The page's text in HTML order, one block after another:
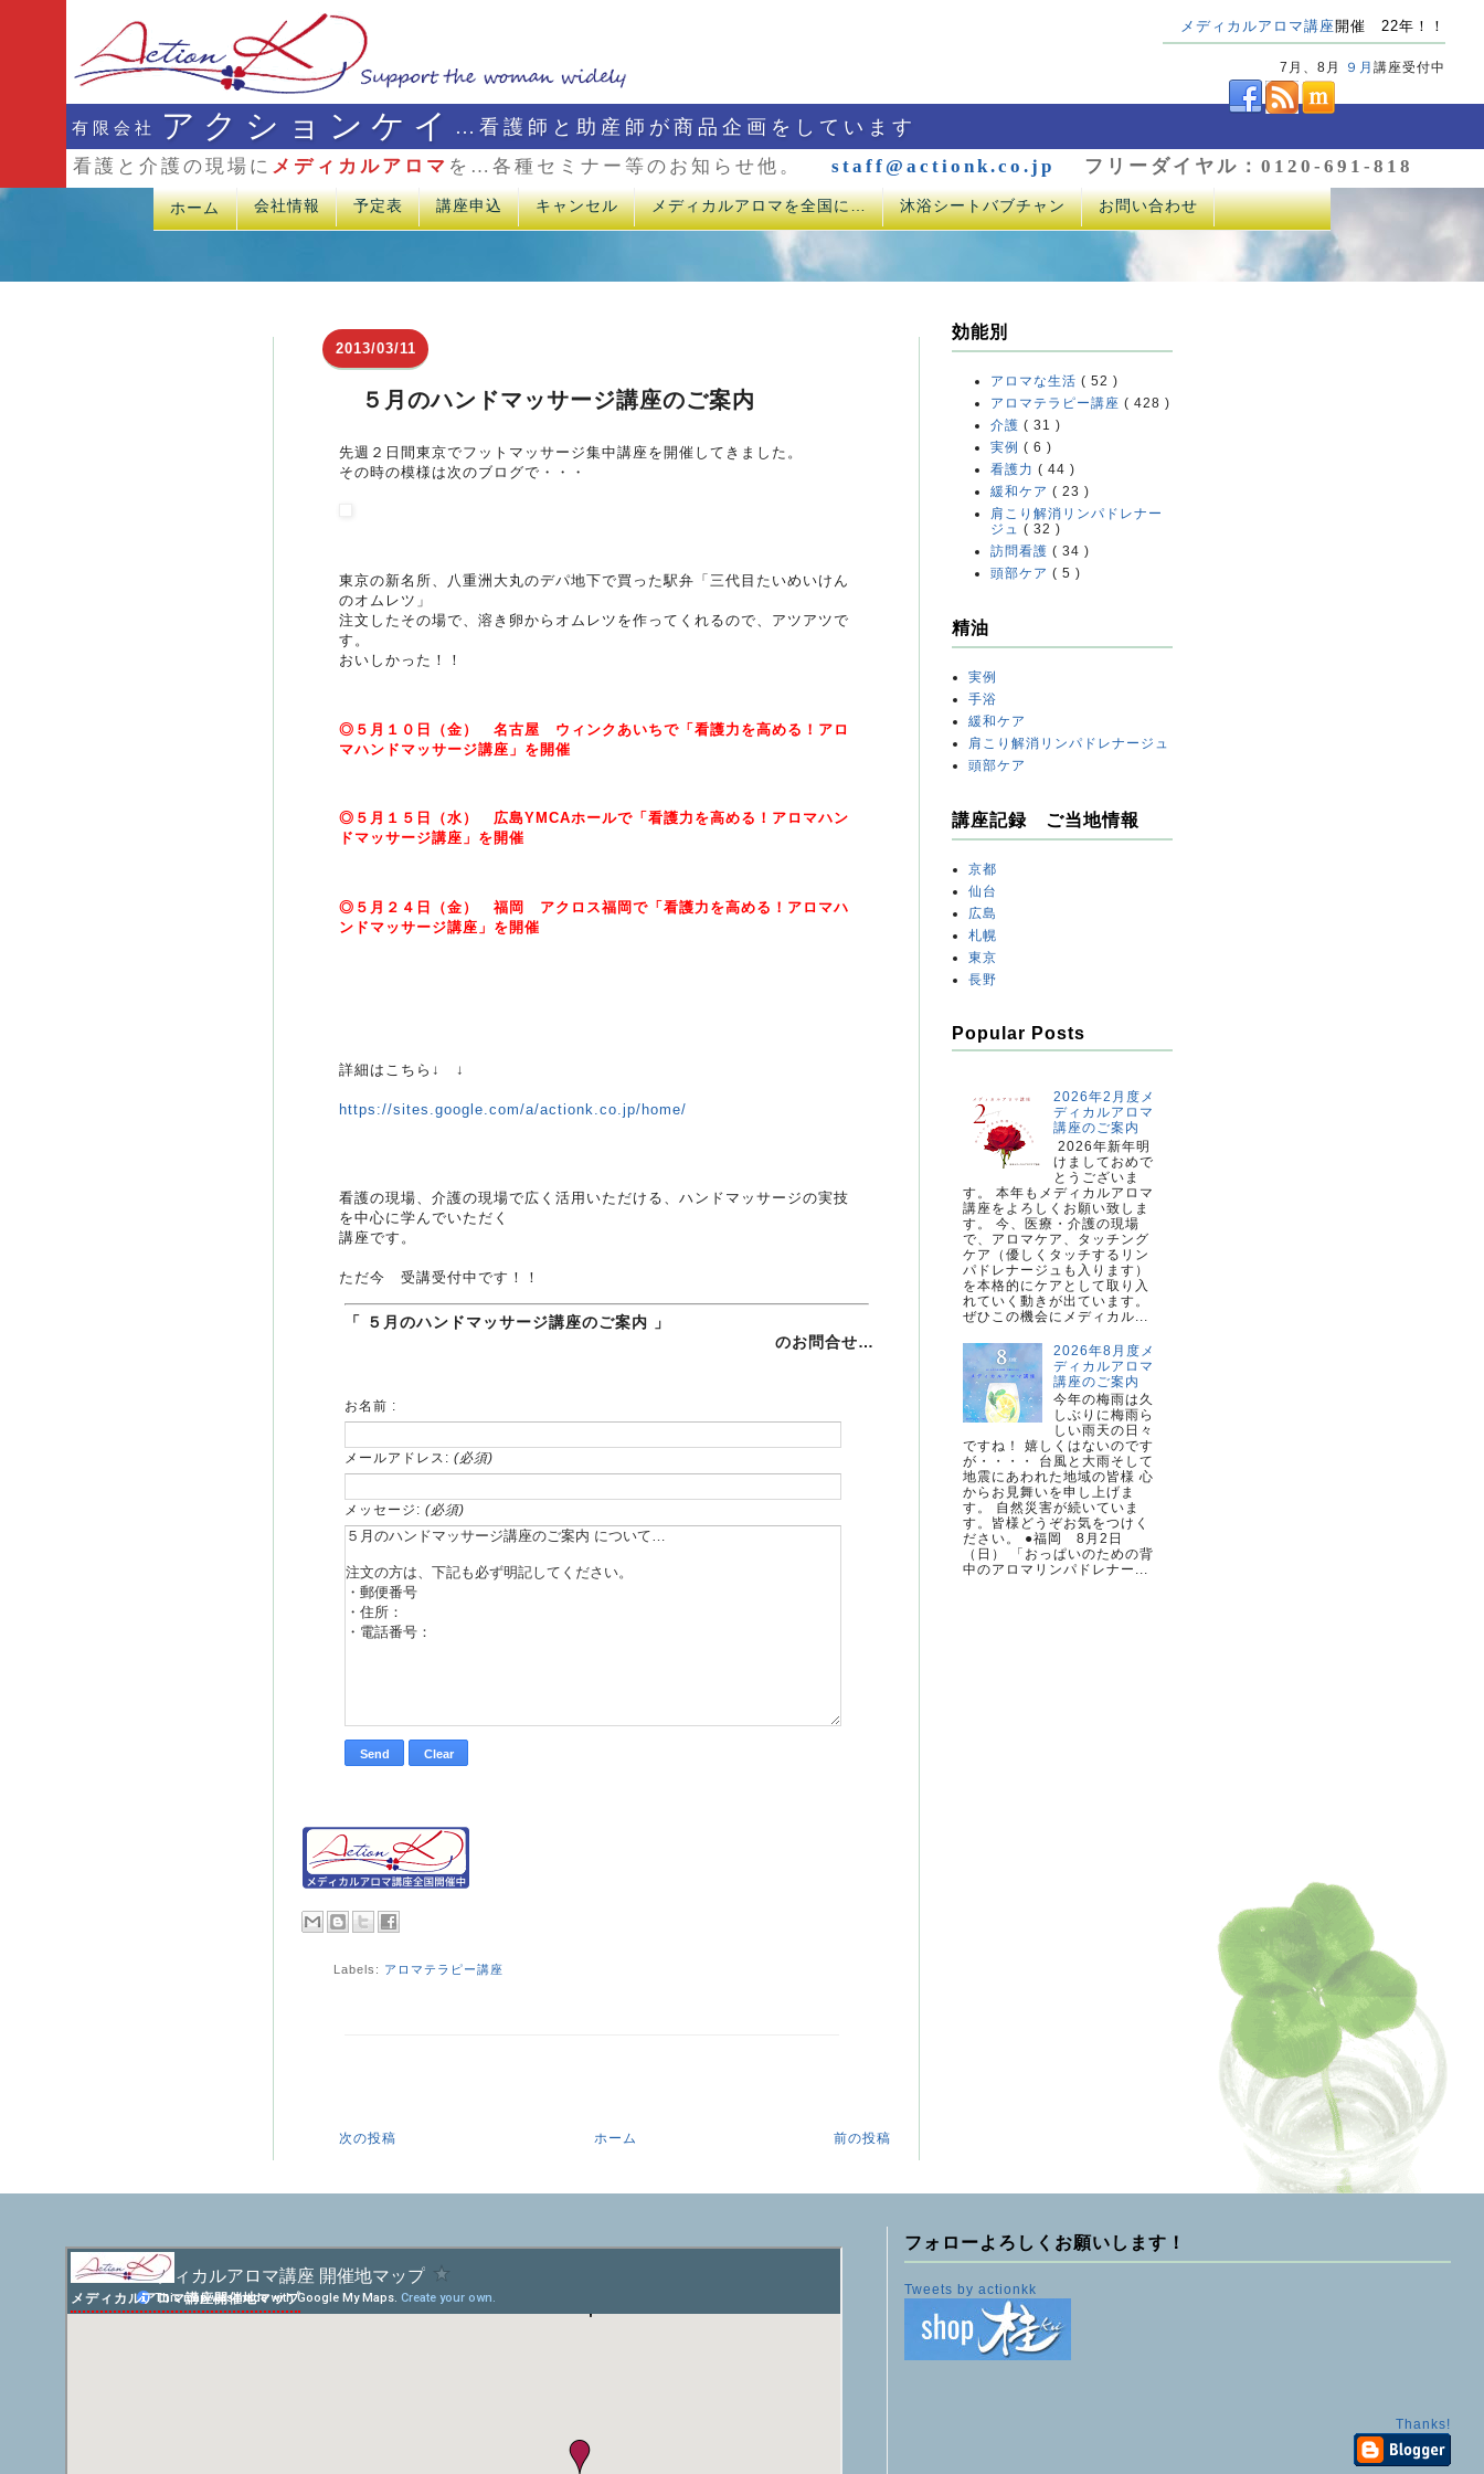
メディカルアロマ講座開催 22年！！
7月、8月 ９月 講座受付中
有限会社 アクションケイ …看護師と助産師が商品企画をしています
看護と介護の現場に メディカルアロマ を…各種セミナー等のお知らせ他。 staff@actionk.co.jp フリーダイヤル：0120-691-818
ホーム 会社情報 予定表 講座申込 キャンセル メディカルアロマを全国に… 沐浴シートバブチャン お問い合わせ
2013/03/11
５月のハンドマッサージ講座のご案内
先週２日間東京でフットマッサージ集中講座を開催してきました。
その時の模様は次のブログで・・・
東京の新名所、八重洲大丸のデパ地下で買った駅弁「三代目たいめいけん
のオムレツ」
注文したその場で、溶き卵からオムレツを作ってくれるので、アツアツで
す。
おいしかった！！
◎５月１０日（金） 名古屋 ウィンクあいちで「看護力を高める！アロ
マハンドマッサージ講座」を開催
◎５月１５日（水） 広島YMCAホールで「看護力を高める！アロマハン
ドマッサージ講座」を開催
◎５月２４日（金） 福岡 アクロス福岡で「看護力を高める！アロマハ
ンドマッサージ講座」を開催
詳細はこちら↓ ↓
https://sites.google.com/a/actionk.co.jp/home/
看護の現場、介護の現場で広く活用いただける、ハンドマッサージの実技
を中心に学んでいただく
講座です。
ただ今 受講受付中です！！
「 ５月のハンドマッサージ講座のご案内 」
のお問合せ…
お名前 :
メールアドレス: (必須)
メッセージ: (必須)
Labels: アロマテラピー講座
次の投稿 前の投稿
ホーム
効能別
アロマな生活 ( 52 )
アロマテラピー講座 ( 428 )
介護 ( 31 )
実例 ( 6 )
看護力 ( 44 )
緩和ケア ( 23 )
肩こり解消リンパドレナー
ジュ ( 32 )
訪問看護 ( 34 )
頭部ケア ( 5 )
精油
実例
手浴
緩和ケア
肩こり解消リンパドレナージュ
頭部ケア
講座記録 ご当地情報
京都
仙台
広島
札幌
東京
長野
Popular Posts
2026年2月度メ
ディカルアロマ
講座のご案内
2026年新年明
けましておめで
とうございま
す。 本年もメディカルアロマ
講座をよろしくお願い致しま
す。 今、医療・介護の現場
で、アロマケア、タッチング
ケア（優しくタッチするリン
パドレナージュも入ります）
を本格的にケアとして取り入
れていく動きが出ています。
ぜひこの機会にメディカル...
2026年8月度メ
ディカルアロマ
講座のご案内
今年の梅雨は久
しぶりに梅雨ら
しい雨天の日々
ですね！ 嬉しくはないのです
が・・・・ 台風と大雨そして
地震にあわれた地域の皆様 心
からお見舞いを申し上げま
す。 自然災害が続いていま
す。皆様どうぞお気をつけく
ださい。 ●福岡 8月2日
（日） 「おっぱいのための背
中のアロマリンパドレナー...
メディカルアロマ講座開催地マップ
フォローよろしくお願いします！
Tweets by actionkk
Thanks!